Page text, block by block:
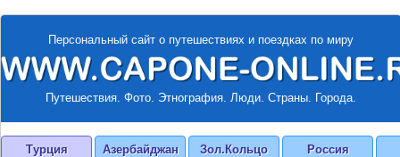
Персональный сайт о путешествиях и поездках по миру
Путешествия. Фото. Этнография. Люди. Страны. Города.
Турция Азербайджан Зол.Кольцо Россия